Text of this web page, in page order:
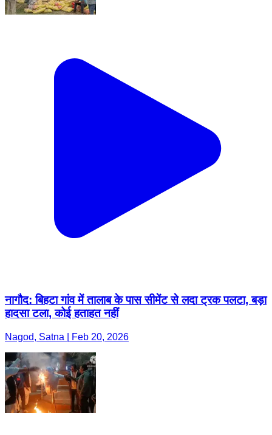
नागौद: बिहटा गांव में तालाब के पास सीमेंट से लदा ट्रक पलटा, बड़ा
हादसा टला, कोई हताहत नहीं
Nagod, Satna | Feb 20, 2026